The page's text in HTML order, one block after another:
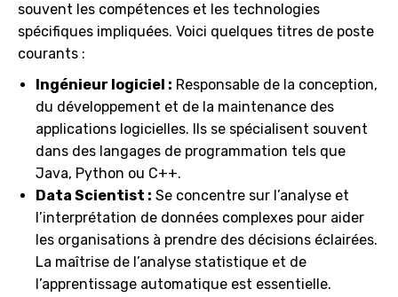
souvent les compétences et les technologies
spécifiques impliquées. Voici quelques titres de poste
courants :
Ingénieur logiciel : Responsable de la conception,
du développement et de la maintenance des
applications logicielles. Ils se spécialisent souvent
dans des langages de programmation tels que
Java, Python ou C++.
Data Scientist : Se concentre sur l’analyse et
l’interprétation de données complexes pour aider
les organisations à prendre des décisions éclairées.
La maîtrise de l’analyse statistique et de
l’apprentissage automatique est essentielle.